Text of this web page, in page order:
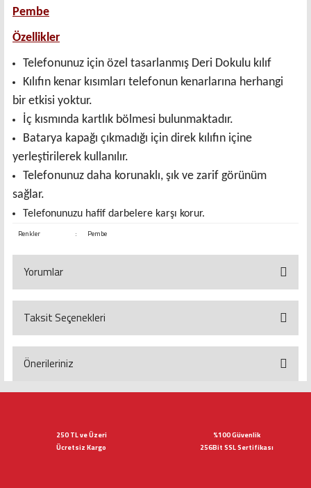
Pembe
Özellikler
Telefonunuz için özel tasarlanmış Deri Dokulu kılıf
Kılıfın kenar kısımları telefonun kenarlarına herhangi
bir etkisi yoktur.
İç kısmında kartlık bölmesi bulunmaktadır.
Batarya kapağı çıkmadığı için direk kılıfın içine
yerleştirilerek kullanılır.
Telefonunuz daha korunaklı, şık ve zarif görünüm
sağlar.
Telefonunuzu hafif darbelere karşı korur.
Renkler
: Pembe
Yorumlar
Bu ürüne ilk yorumu siz yapın!
Taksit Seçenekleri
Önerileriniz
250 TL ve Üzeri
Ücretsiz Kargo
%100 Güvenlik
256Bit SSL Sertifikası